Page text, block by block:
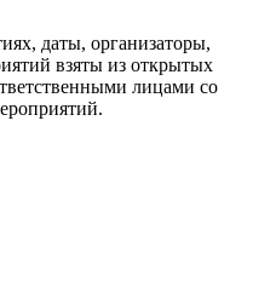
даты, организаторы,
взяты из открытых
лицами со